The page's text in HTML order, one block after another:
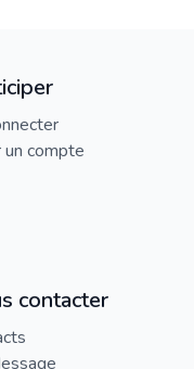
un compte
contacter